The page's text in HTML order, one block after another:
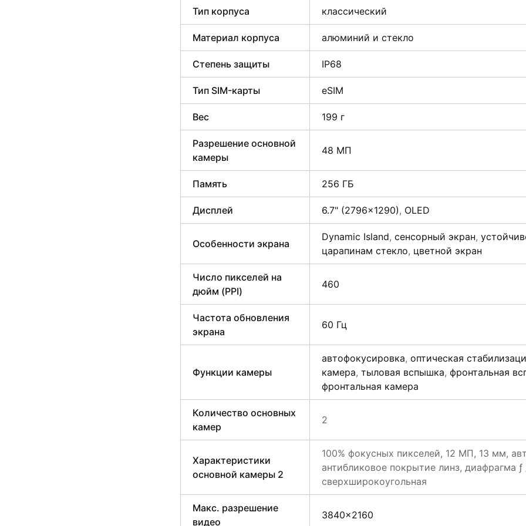
Тип корпуса классический
Материал корпуса алюминий и стекло
Степень защиты IP68
Тип SIM-карты eSIM
Вес 199 г
Разрешение основной
камеры
48 МП
Память 256 ГБ
Дисплей 6.7" (2796×1290), OLED
Особенности экрана
Dynamic Island, сенсорный экран,
царапинам стекло, цветной экран
Число пикселей на
дюйм (PPI)
460
Частота обновления
экрана
60 Гц
Функции камеры
автофокусировка, оптическая
камера, тыловая вспышка, фронтальная
фронтальная камера
Количество основных
камер
2
Характеристики
основной камеры 2
100% фокусных пикселей, 12 МП, 13 мм,
антибликовое покрытие линз, диафрагма ƒ
сверхширокоугольная
Макс. разрешение
видео
3840×2160